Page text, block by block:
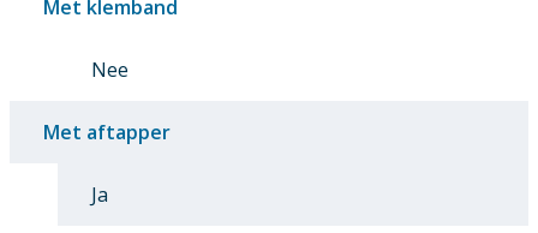
Met klemband
Nee
Met aftapper
Ja